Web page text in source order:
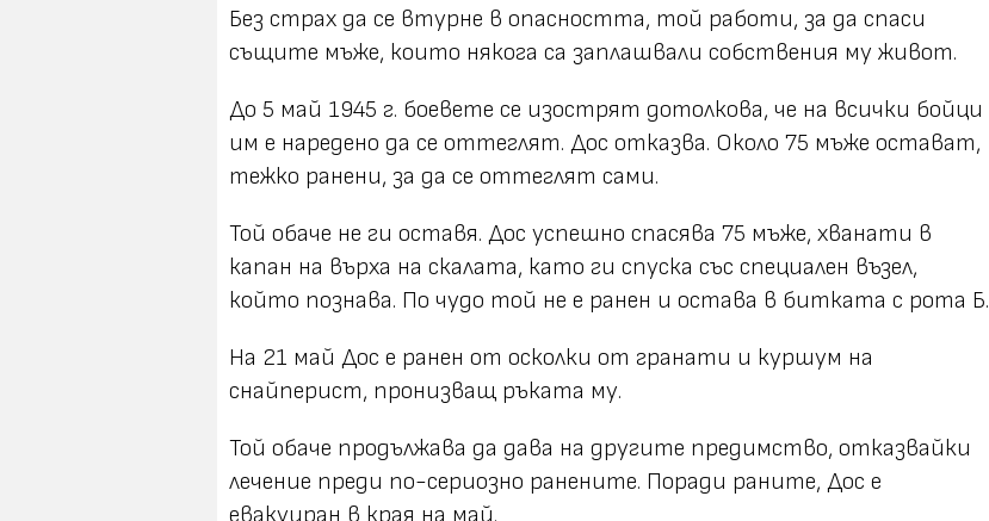
Без страх да се втурне в опасността, той работи, за да спаси
същите мъже, които някога са заплашвали собствения му живот.
До 5 май 1945 г. боевете се изострят дотолкова, че на всички бойци
им е наредено да се оттеглят. Дос отказва. Около 75 мъже остават,
тежко ранени, за да се оттеглят сами.
Той обаче не ги оставя. Дос успешно спасява 75 мъже, хванати в
капан на върха на скалата, като ги спуска със специален възел,
който познава. По чудо той не е ранен и остава в битката с рота Б.
На 21 май Дос е ранен от осколки от гранати и куршум на
снайперист, пронизващ ръката му.
Той обаче продължава да дава на другите предимство, отказвайки
лечение преди по-сериозно ранените. Поради раните, Дос е
евакуиран в края на май.